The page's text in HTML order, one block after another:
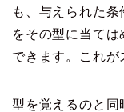
も、与えられた
をその型に当て
できます。これが
型を覚えるのと同